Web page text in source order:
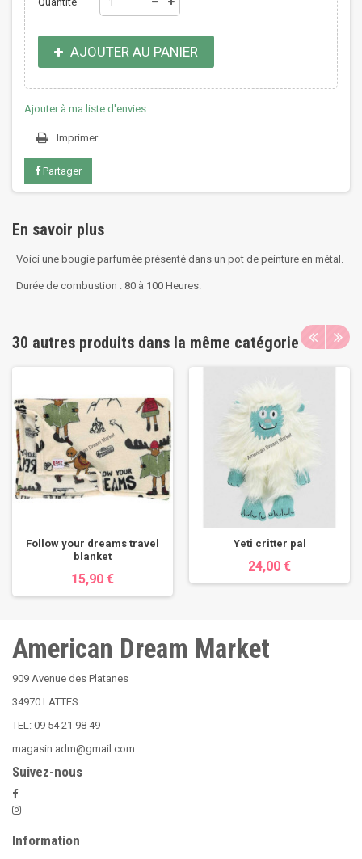
AJOUTER AU PANIER
Ajouter à ma liste d'envies
Imprimer
Partager
En savoir plus
Voici une bougie parfumée présenté dans un pot de peinture en métal.
Durée de combustion : 80 à 100 Heures.
30 autres produits dans la même catégorie
Follow your dreams travel
blanket
15,90 €
Yeti critter pal
24,00 €
American Dream Market
909 Avenue des Platanes
34970 LATTES
TEL: 09 54 21 98 49
magasin.adm@gmail.com
Suivez-nous
Information